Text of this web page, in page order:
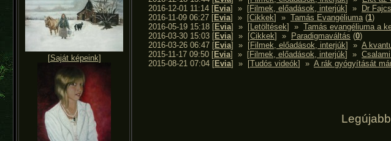
[Saját képeink]
2016-12-01 11:14 [Evia] » [Filmek, előadások, interjúk] » Dr
2016-11-09 06:27 [Evia] » [Cikkek] » Tamás Evangéliuma (1)
2016-05-19 15:18 [Evia] » [Letöltések] » Tamás evangéliuma a
2016-03-30 15:03 [Evia] » [Cikkek] » Paradigmaváltás (0)
2016-03-26 06:47 [Evia] » [Filmek, előadások, interjúk] » A
2015-11-17 09:50 [Evia] » [Filmek, előadások, interjúk] »
2015-08-21 07:04 [Evia] » [Tudós videók] » A rák gyógyítását már